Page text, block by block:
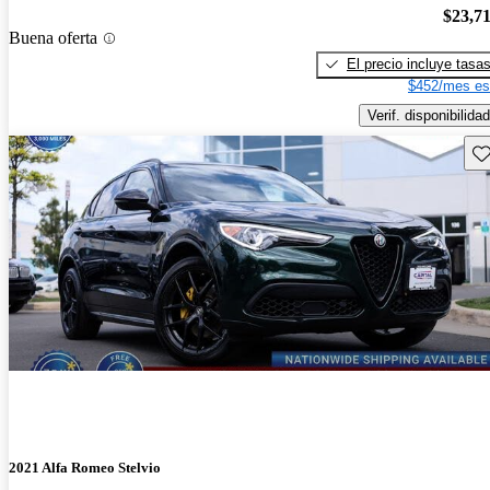
Buena oferta
El precio incluye tasas
$452/mes
Verif. disponibilidad
2021 Alfa Romeo Stelvio